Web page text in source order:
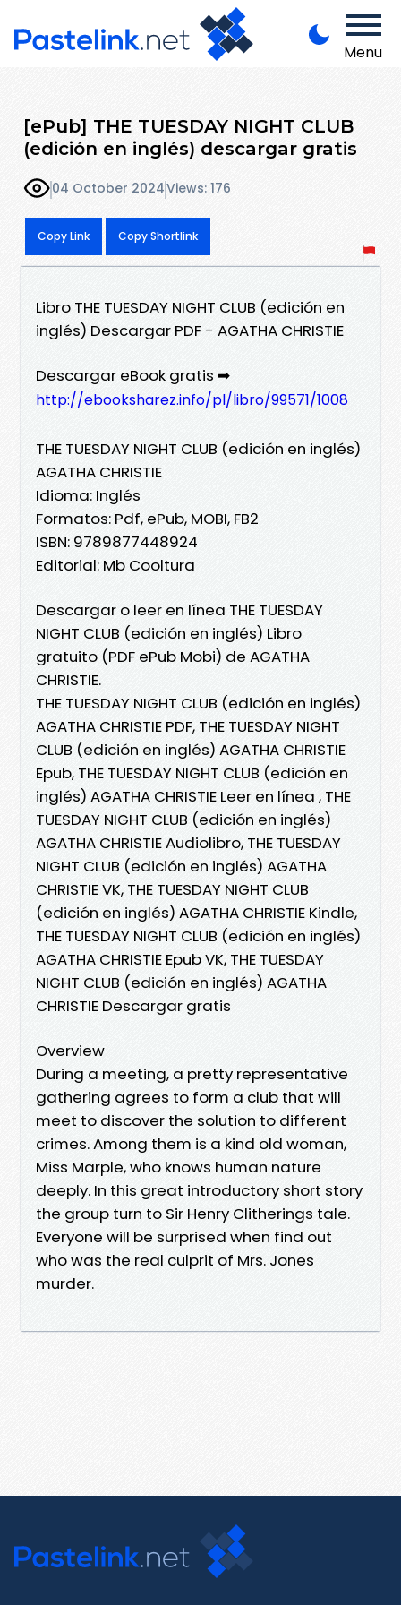
Menu
[ePub] THE TUESDAY NIGHT CLUB
(edición en inglés) descargar gratis
04 October 2024Views: 176
Copy Link Copy Shortlink
Libro THE TUESDAY NIGHT CLUB (edición en
inglés) Descargar PDF - AGATHA CHRISTIE
Descargar eBook gratis ➡
http://ebooksharez.info/pl/libro/99571/1008
THE TUESDAY NIGHT CLUB (edición en inglés)
AGATHA CHRISTIE
Idioma: Inglés
Formatos: Pdf, ePub, MOBI, FB2
ISBN: 9789877448924
Editorial: Mb Cooltura
Descargar o leer en línea THE TUESDAY
NIGHT CLUB (edición en inglés) Libro
gratuito (PDF ePub Mobi) de AGATHA
CHRISTIE.
THE TUESDAY NIGHT CLUB (edición en inglés)
AGATHA CHRISTIE PDF, THE TUESDAY NIGHT
CLUB (edición en inglés) AGATHA CHRISTIE
Epub, THE TUESDAY NIGHT CLUB (edición en
inglés) AGATHA CHRISTIE Leer en línea , THE
TUESDAY NIGHT CLUB (edición en inglés)
AGATHA CHRISTIE Audiolibro, THE TUESDAY
NIGHT CLUB (edición en inglés) AGATHA
CHRISTIE VK, THE TUESDAY NIGHT CLUB
(edición en inglés) AGATHA CHRISTIE Kindle,
THE TUESDAY NIGHT CLUB (edición en inglés)
AGATHA CHRISTIE Epub VK, THE TUESDAY
NIGHT CLUB (edición en inglés) AGATHA
CHRISTIE Descargar gratis
Overview
During a meeting, a pretty representative
gathering agrees to form a club that will
meet to discover the solution to different
crimes. Among them is a kind old woman,
Miss Marple, who knows human nature
deeply. In this great introductory short story
the group turn to Sir Henry Clitherings tale.
Everyone will be surprised when find out
who was the real culprit of Mrs. Jones
murder.